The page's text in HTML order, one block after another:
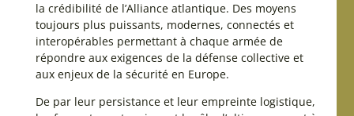
la crédibilité de l’Alliance atlantique. Des moyens
toujours plus puissants, modernes, connectés et
interopérables permettant à chaque armée de
répondre aux exigences de la défense collective et
aux enjeux de la sécurité en Europe.
De par leur persistance et leur empreinte logistique,